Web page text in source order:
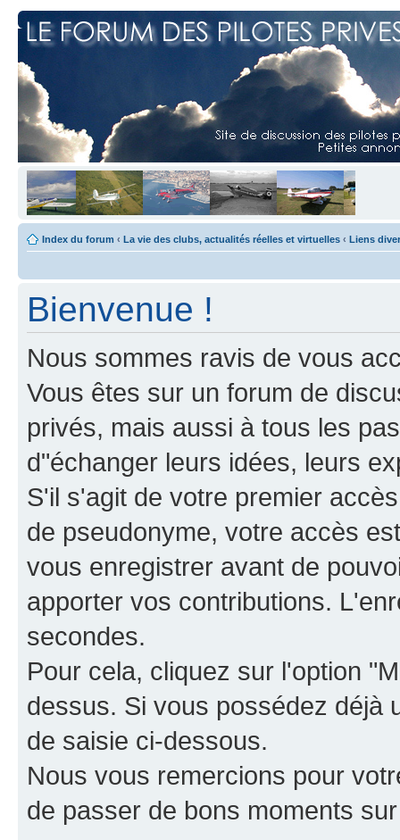
Index du forum ‹ La vie des clubs, actualités réelles et virtuelles ‹ Liens
Bienvenue !
Nous sommes ravis de vous
Vous êtes sur un forum de
privés, mais aussi à tous les
d"échanger leurs idées, leurs
S'il s'agit de votre premier
de pseudonyme, votre accès
vous enregistrer avant de
apporter vos contributions.
secondes.
Pour cela, cliquez sur l'option
dessus. Si vous possédez déjà
de saisie ci-dessous.
Nous vous remercions pour
de passer de bons moments